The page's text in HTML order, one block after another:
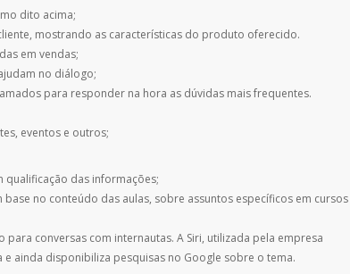
dito acima;
mostrando as características do produto oferecido.
em vendas;
no diálogo;
para responder na hora as dúvidas mais frequentes.
eventos e outros;
qualificação das informações;
no conteúdo das aulas, sobre assuntos específicos em cursos
conversas com internautas. A Siri, utilizada pela empresa
ainda disponibiliza pesquisas no Google sobre o tema.